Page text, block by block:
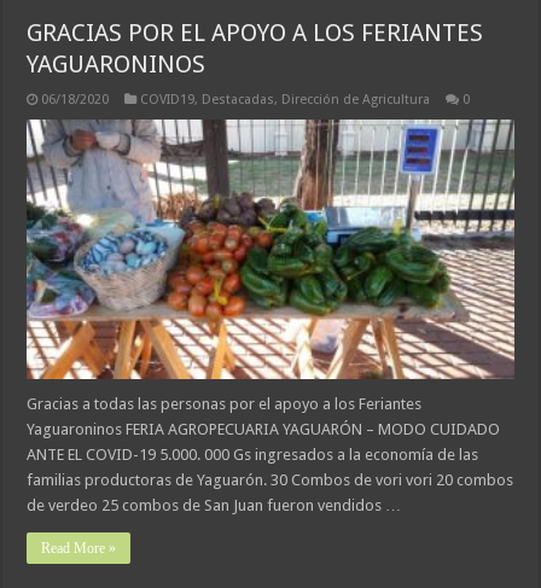
GRACIAS POR EL APOYO A LOS FERIANTES
YAGUARONINOS
06/18/2020 COVID19, Destacadas, Dirección de Agricultura 0
Gracias a todas las personas por el apoyo a los Feriantes
Yaguaroninos FERIA AGROPECUARIA YAGUARÓN – MODO CUIDADO
ANTE EL COVID-19 5.000. 000 Gs ingresados a la economía de las
familias productoras de Yaguarón. 30 Combos de vori vori 20 combos
de verdeo 25 combos de San Juan fueron vendidos …
Read More »